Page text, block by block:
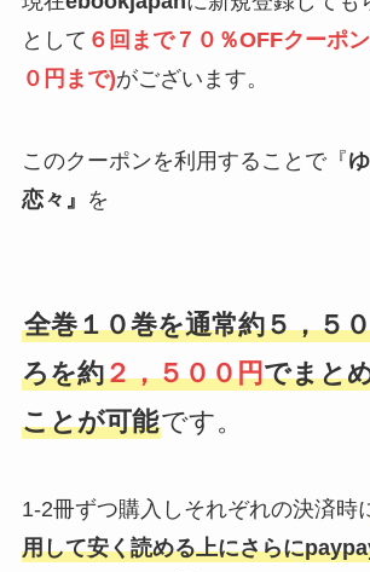
として ６回まで７０％OFFクーポ
０円まで)がございます。
このクーポンを利用することで『
恋々』 を
全巻１０巻を通常約５，５
ろを約２，５００円でまと
ことが可能です。
1-2冊ずつ購入しそれぞれの決済時
用して安く読める上にさらに